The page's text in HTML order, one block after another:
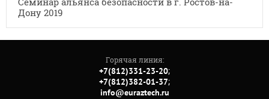
Дону 2019
Горячая линия:
+7(812)331-23-20;
+7(812)382-01-37;
info@euraztech.ru